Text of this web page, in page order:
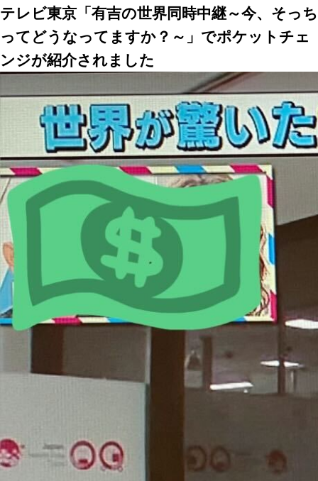
テレビ東京「有吉の世界同時中継～今、そっち
ってどうなってますか？～」でポケットチェ
ンジが紹介されました